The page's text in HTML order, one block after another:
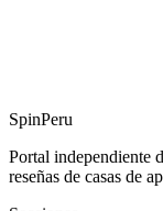
SpinPeru
Portal independiente
reseñas de casas de